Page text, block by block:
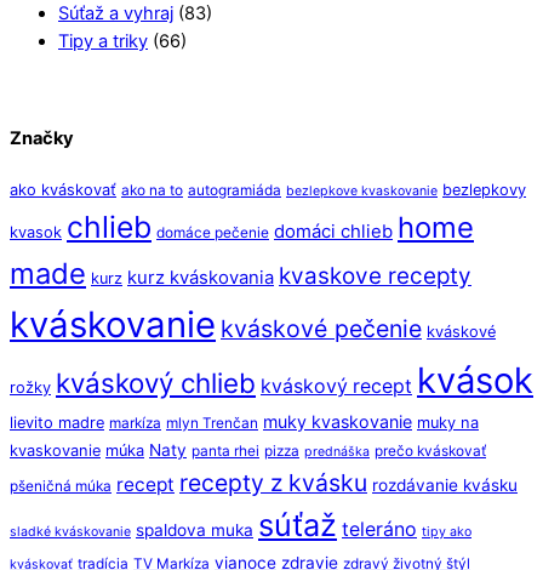
Súťaž a vyhraj (83)
Tipy a triky (66)
Značky
ako kváskovať ako na to autogramiáda bezlepkove kvaskovanie bezlepkovy
kvasok chlieb domáce pečenie domáci chlieb home
made kurz kurz kváskovania kvaskove recepty
kváskovanie kváskové pečenie kváskové
rožky kváskový chlieb kváskový recept kvások
lievito madre markíza mlyn Trenčan muky kvaskovanie muky na
kvaskovanie múka Naty panta rhei pizza prednáška prečo kváskovať
pšeničná múka recept recepty z kvásku rozdávanie kvásku
sladké kváskovanie spaldova muka súťaž teleráno tipy ako
kváskovať tradícia TV Markíza vianoce zdravie zdravý životný štýl